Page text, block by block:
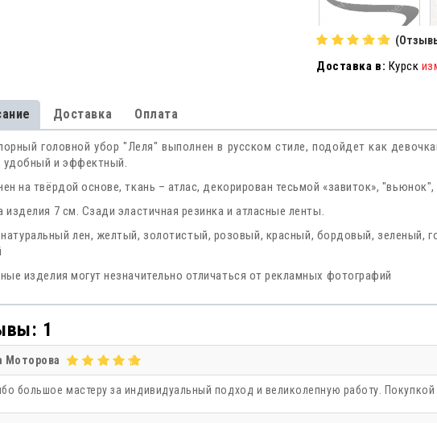
зеленый
сиреневый
Доставка в: Курск
Доставка Оплата
головной убор "Леля" выполнен в русском стиле, подойдет как
удобный и эффектный.
на твёрдой основе, ткань – атлас, декорирован тесьмой «завиток»,
изделия 7 см. Сзади эластичная резинка и атласные ленты.
лен, желтый, золотистый, розовый, красный, бордовый, зеленый,
изделия могут незначительно отличаться от рекламных фотографий
1
Моторова
большое мастеру за индивидуальный подход и великолепную работу.